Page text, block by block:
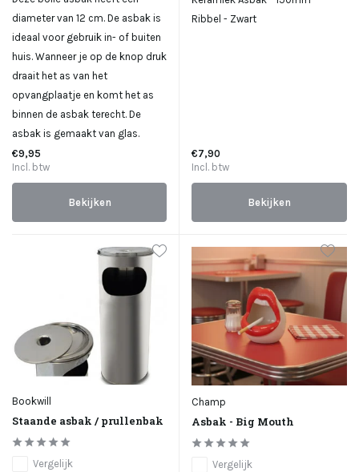
diameter van 12 cm. De asbak is
ideaal voor gebruik in- of buiten
huis. Wanneer je op de knop druk
draait het as van het
opvangplaatje en komt het as
binnen de asbak terecht. De
asbak is gemaakt van glas.
€9,95
Incl. btw
Bekijken
Ribbel - Zwart
€7,90
Incl. btw
Bekijken
Bookwill
Staande asbak / prullenbak
Vergelijk
Champ
Asbak - Big Mouth
Vergelijk